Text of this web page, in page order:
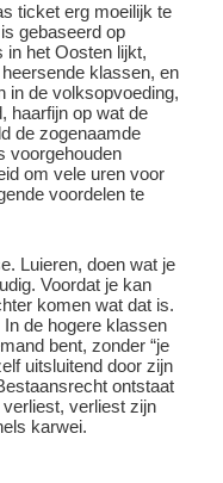
ticket erg moeilijk te
gebaseerd op
in het Oosten lijkt,
klassen, en
in de volksopvoeding,
haarfijn op wat de
de zogenaamde
voorgehouden
om vele uren voor
voordelen te
Luieren, doen wat je
Voordat je kan
komen wat dat is.
de hogere klassen
bent, zonder “je
uitsluitend door zijn
ontstaat
verliest zijn
karwei.